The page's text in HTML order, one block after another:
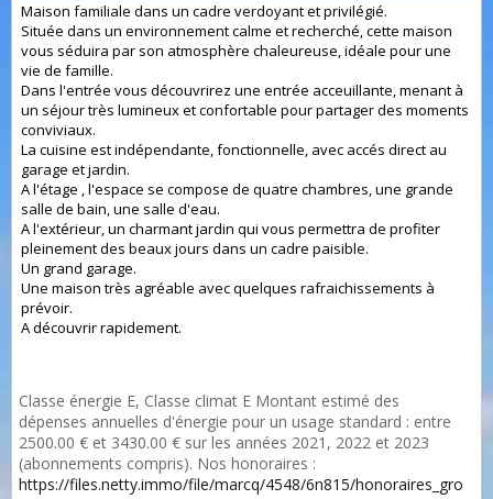
Maison familiale dans un cadre verdoyant et privilégié.
Située dans un environnement calme et recherché, cette maison
vous séduira par son atmosphère chaleureuse, idéale pour une
vie de famille.
Dans l'entrée vous découvrirez une entrée acceuillante, menant à
un séjour très lumineux et confortable pour partager des moments
conviviaux.
La cuisine est indépendante, fonctionnelle, avec accés direct au
garage et jardin.
A l'étage , l'espace se compose de quatre chambres, une grande
salle de bain, une salle d'eau.
A l'extérieur, un charmant jardin qui vous permettra de profiter
pleinement des beaux jours dans un cadre paisible.
Un grand garage.
Une maison très agréable avec quelques rafraichissements à
prévoir.
A découvrir rapidement.
Classe énergie E, Classe climat E Montant estimé des
dépenses annuelles d'énergie pour un usage standard : entre
2500.00 € et 3430.00 € sur les années 2021, 2022 et 2023
(abonnements compris). Nos honoraires :
https://files.netty.immo/file/marcq/4548/6n815/honoraires_gro